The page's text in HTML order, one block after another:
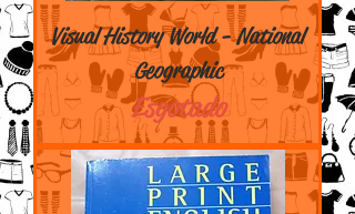
Visual History World - National
Geographic
Esgotado